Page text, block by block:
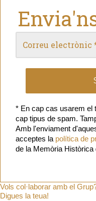
* En cap cas usarem el
cap tipus de spam.
Amb l'enviament
acceptes la política de
de la Memòria Històrica
Vols col·laborar amb el
Digues la teua!